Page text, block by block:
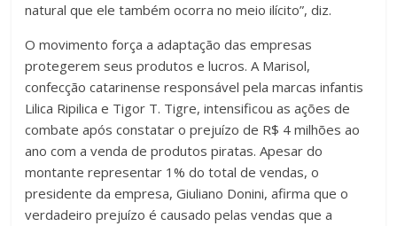
natural que ele também ocorra no meio ilícito”, diz.
O movimento força a adaptação das empresas
protegerem seus produtos e lucros. A Marisol,
confecção catarinense responsável pela marcas infantis
Lilica Ripilica e Tigor T. Tigre, intensificou as ações de
combate após constatar o prejuízo de R$ 4 milhões ao
ano com a venda de produtos piratas. Apesar do
montante representar 1% do total de vendas, o
presidente da empresa, Giuliano Donini, afirma que o
verdadeiro prejuízo é causado pelas vendas que a